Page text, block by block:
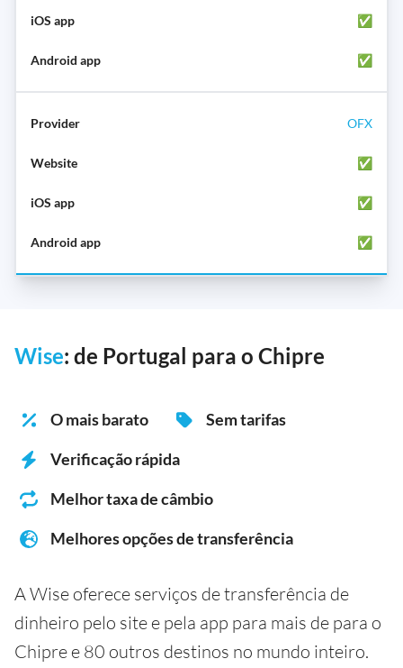
✅
✅
OFX
✅
✅
✅
Wise: de Portugal para o Chipre
O mais barato
Sem tarifas
Verificação rápida
Melhor taxa de câmbio
Melhores opções de transferência
A Wise oferece serviços de transferência de
dinheiro pelo site e pela app para mais de para o
Chipre e 80 outros destinos no mundo inteiro.